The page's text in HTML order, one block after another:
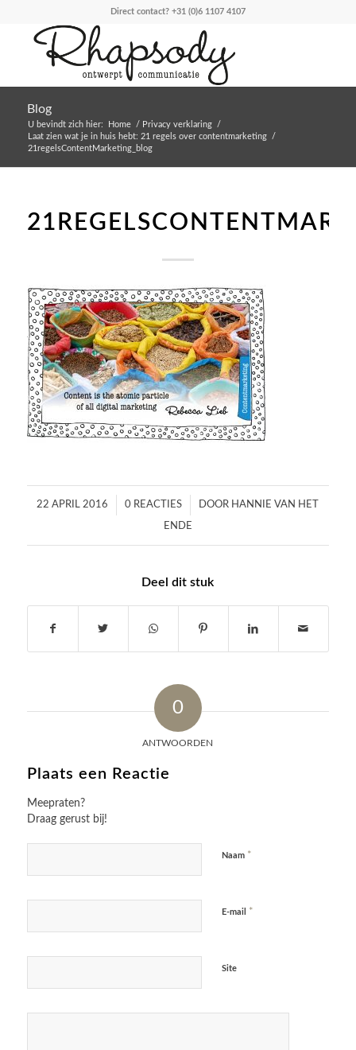
Direct contact? +31 (0)6 1107 4107
Blog
U bevindt zich hier: Home / Privacy verklaring
/
Laat zien wat je in huis hebt: 21 regels over contentmarketing
/
21regelsContentMarketing_blog
22 APRIL 2016
/ 0 REACTIES
/ DOOR HANNIE VAN HET
ENDE
Deel dit stuk
0
ANTWOORDEN
Plaats een Reactie
Meepraten?
Draag gerust bij!
Naam *
E-mail *
Site